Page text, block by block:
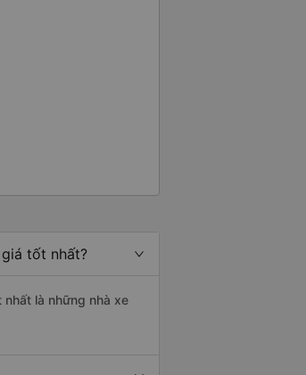
tốt nhất?
nhất là những nhà xe